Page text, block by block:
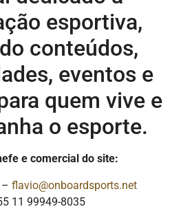
esportiva,
conteúdos,
eventos e
quem vive e
o esporte.
e comercial do site:
flavio@onboardsports.net
11 99949-8035